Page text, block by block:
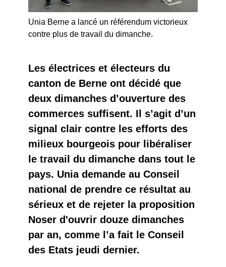
Unia Berne a lancé un référendum victorieux
contre plus de travail du dimanche.
Les électrices et électeurs du
canton de Berne ont décidé que
deux dimanches d’ouverture des
commerces suffisent. Il s’agit d’un
signal clair contre les efforts des
milieux bourgeois pour libéraliser
le travail du dimanche dans tout le
pays. Unia demande au Conseil
national de prendre ce résultat au
sérieux et de rejeter la proposition
Noser d'ouvrir douze dimanches
par an, comme l’a fait le Conseil
des Etats jeudi dernier.